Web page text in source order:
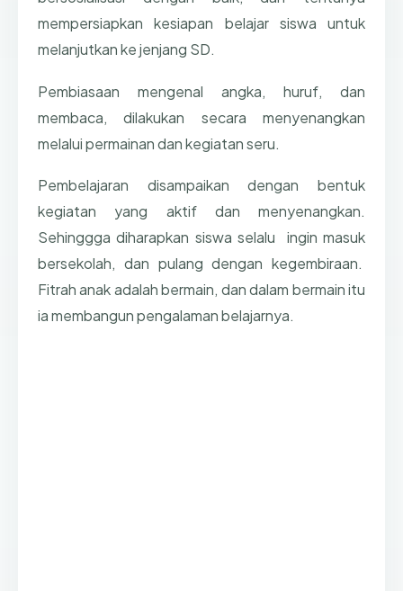
mempersiapkan kesiapan belajar siswa untuk
melanjutkan ke jenjang SD.
Pembiasaan mengenal angka, huruf, dan
membaca, dilakukan secara menyenangkan
melalui permainan dan kegiatan seru.
Pembelajaran disampaikan dengan bentuk
kegiatan yang aktif dan menyenangkan.
Sehinggga diharapkan siswa selalu ingin masuk
bersekolah, dan pulang dengan kegembiraan.
Fitrah anak adalah bermain, dan dalam bermain itu
ia membangun pengalaman belajarnya.